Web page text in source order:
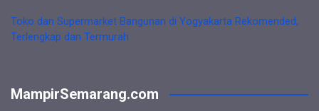
Toko dan Supermarket Bangunan di Yogyakarta Rekomended,
Terlengkap dan Termurah
MampirSemarang.com